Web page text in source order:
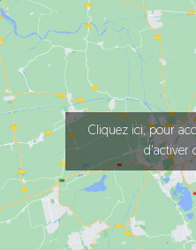
Cliquez ici, pour
d'activer